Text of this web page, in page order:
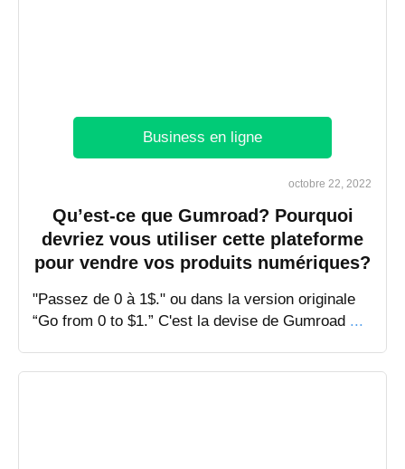
Business en ligne
octobre 22, 2022
Qu’est-ce que Gumroad? Pourquoi
devriez vous utiliser cette plateforme
pour vendre vos produits numériques?
"Passez de 0 à 1$." ou dans la version originale
“Go from 0 to $1.” C'est la devise de Gumroad ...